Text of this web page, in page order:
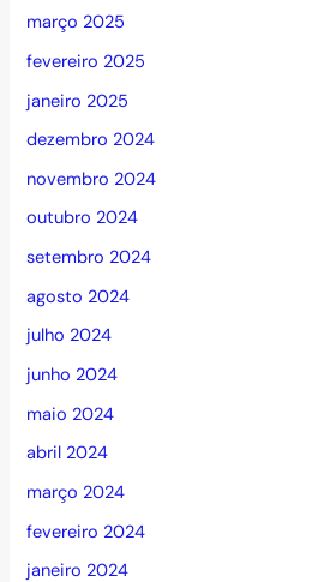
março 2025
fevereiro 2025
janeiro 2025
dezembro 2024
novembro 2024
outubro 2024
setembro 2024
agosto 2024
julho 2024
junho 2024
maio 2024
abril 2024
março 2024
fevereiro 2024
janeiro 2024